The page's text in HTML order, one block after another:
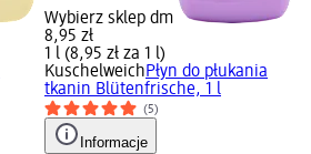
Wybierz sklep dm
8,95 zł
1 l (8,95 zł za 1 l)
KuschelweichPłyn do płukania
tkanin Blütenfrische, 1 l
(5)
Informacje